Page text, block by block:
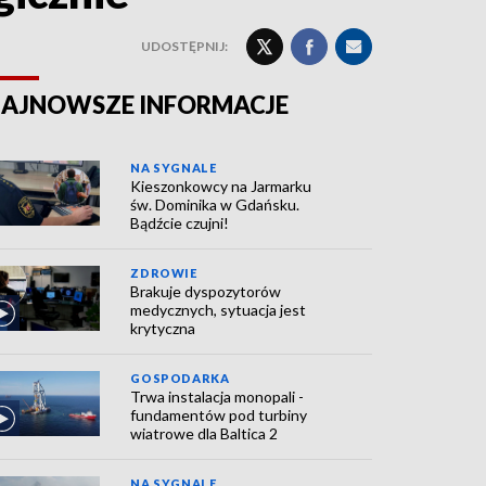
UDOSTĘPNIJ:
INFORMACJE
NA SYGNALE
Kieszonkowcy na Jarmarku
św. Dominika w Gdańsku.
Bądźcie czujni!
ZDROWIE
Brakuje dyspozytorów
medycznych, sytuacja jest
krytyczna
GOSPODARKA
Trwa instalacja monopali -
fundamentów pod turbiny
wiatrowe dla Baltica 2